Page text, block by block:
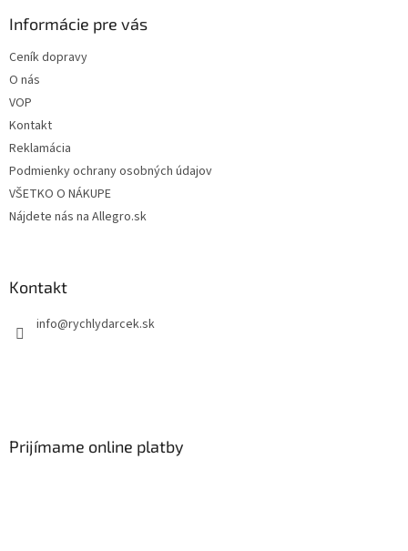
Informácie pre vás
Ceník dopravy
O nás
VOP
Kontakt
Reklamácia
Podmienky ochrany osobných údajov
VŠETKO O NÁKUPE
Nájdete nás na Allegro.sk
Kontakt
info@rychlydarcek.sk
Prijímame online platby